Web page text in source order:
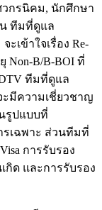
วกรนิคม, นักศึกษา
น ทีมที่ดูแล
เข้าใจเรื่อง Re-
Non-B/B-BOI ที่
ทีมที่ดูแล
มีความเชี่ยวชาญ
รูปแบบที่
รเฉพาะ ส่วนทีมที่
การรับรอง
กิด และการรับรอง